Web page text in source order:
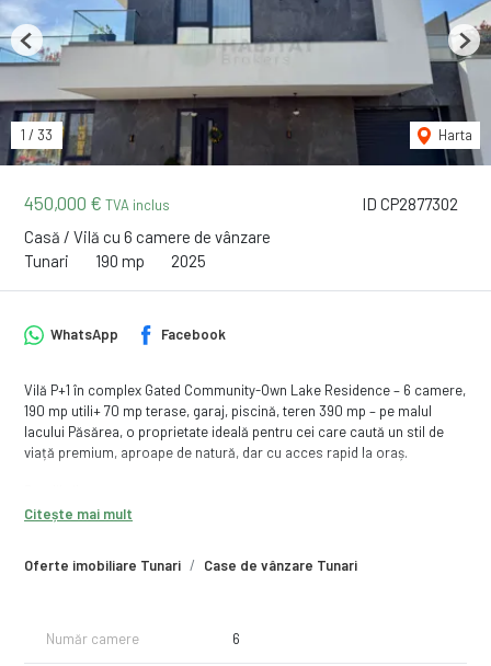
ID CP2877302
450,000 € TVA inclus
Casă / Vilă cu 6 camere de vânzare
Tunari
190 mp 2025
1 / 33 Harta
Previous Next
Oferte imobiliare Tunari Case de vânzare Tunari
WhatsApp Facebook
Vilă P+1 în complex Gated Community-Own Lake Residence – 6 camere,
190 mp utili+ 70 mp terase, garaj, piscină, teren 390 mp – pe malul
lacului Păsărea, o proprietate ideală pentru cei care caută un stil de
viață premium, aproape de natură, dar cu acces rapid la oraș.
6 camere în total: 2 livinguri (unul de iarnă), 4 dormitoare și 3 băi
Compartimentare:
Citește mai mult
Număr camere 6